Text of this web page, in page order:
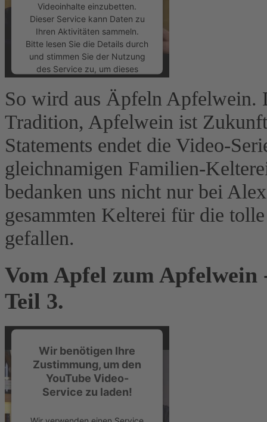
Videoinhalte einzubetten.
Dieser Service kann Daten zu
Ihren Aktivitäten sammeln.
Bitte lesen Sie die Details durch
und stimmen Sie der Nutzung
des Service zu, um dieses
Mehr Informationen
Akzeptieren
powered by Usercentrics
Consent Management Platform
&eRecht24
So wird aus Äpfeln Apfelwein.
Tradition, Apfelwein ist
Statements endet die Video-
gleichnamigen Familien-
bedanken uns nicht nur bei
gesammten Kelterei für die
gefallen.
Vom Apfel zum
Teil 3.
Wir benötigen Ihre
Zustimmung, um den
YouTube Video-
Service zu laden!